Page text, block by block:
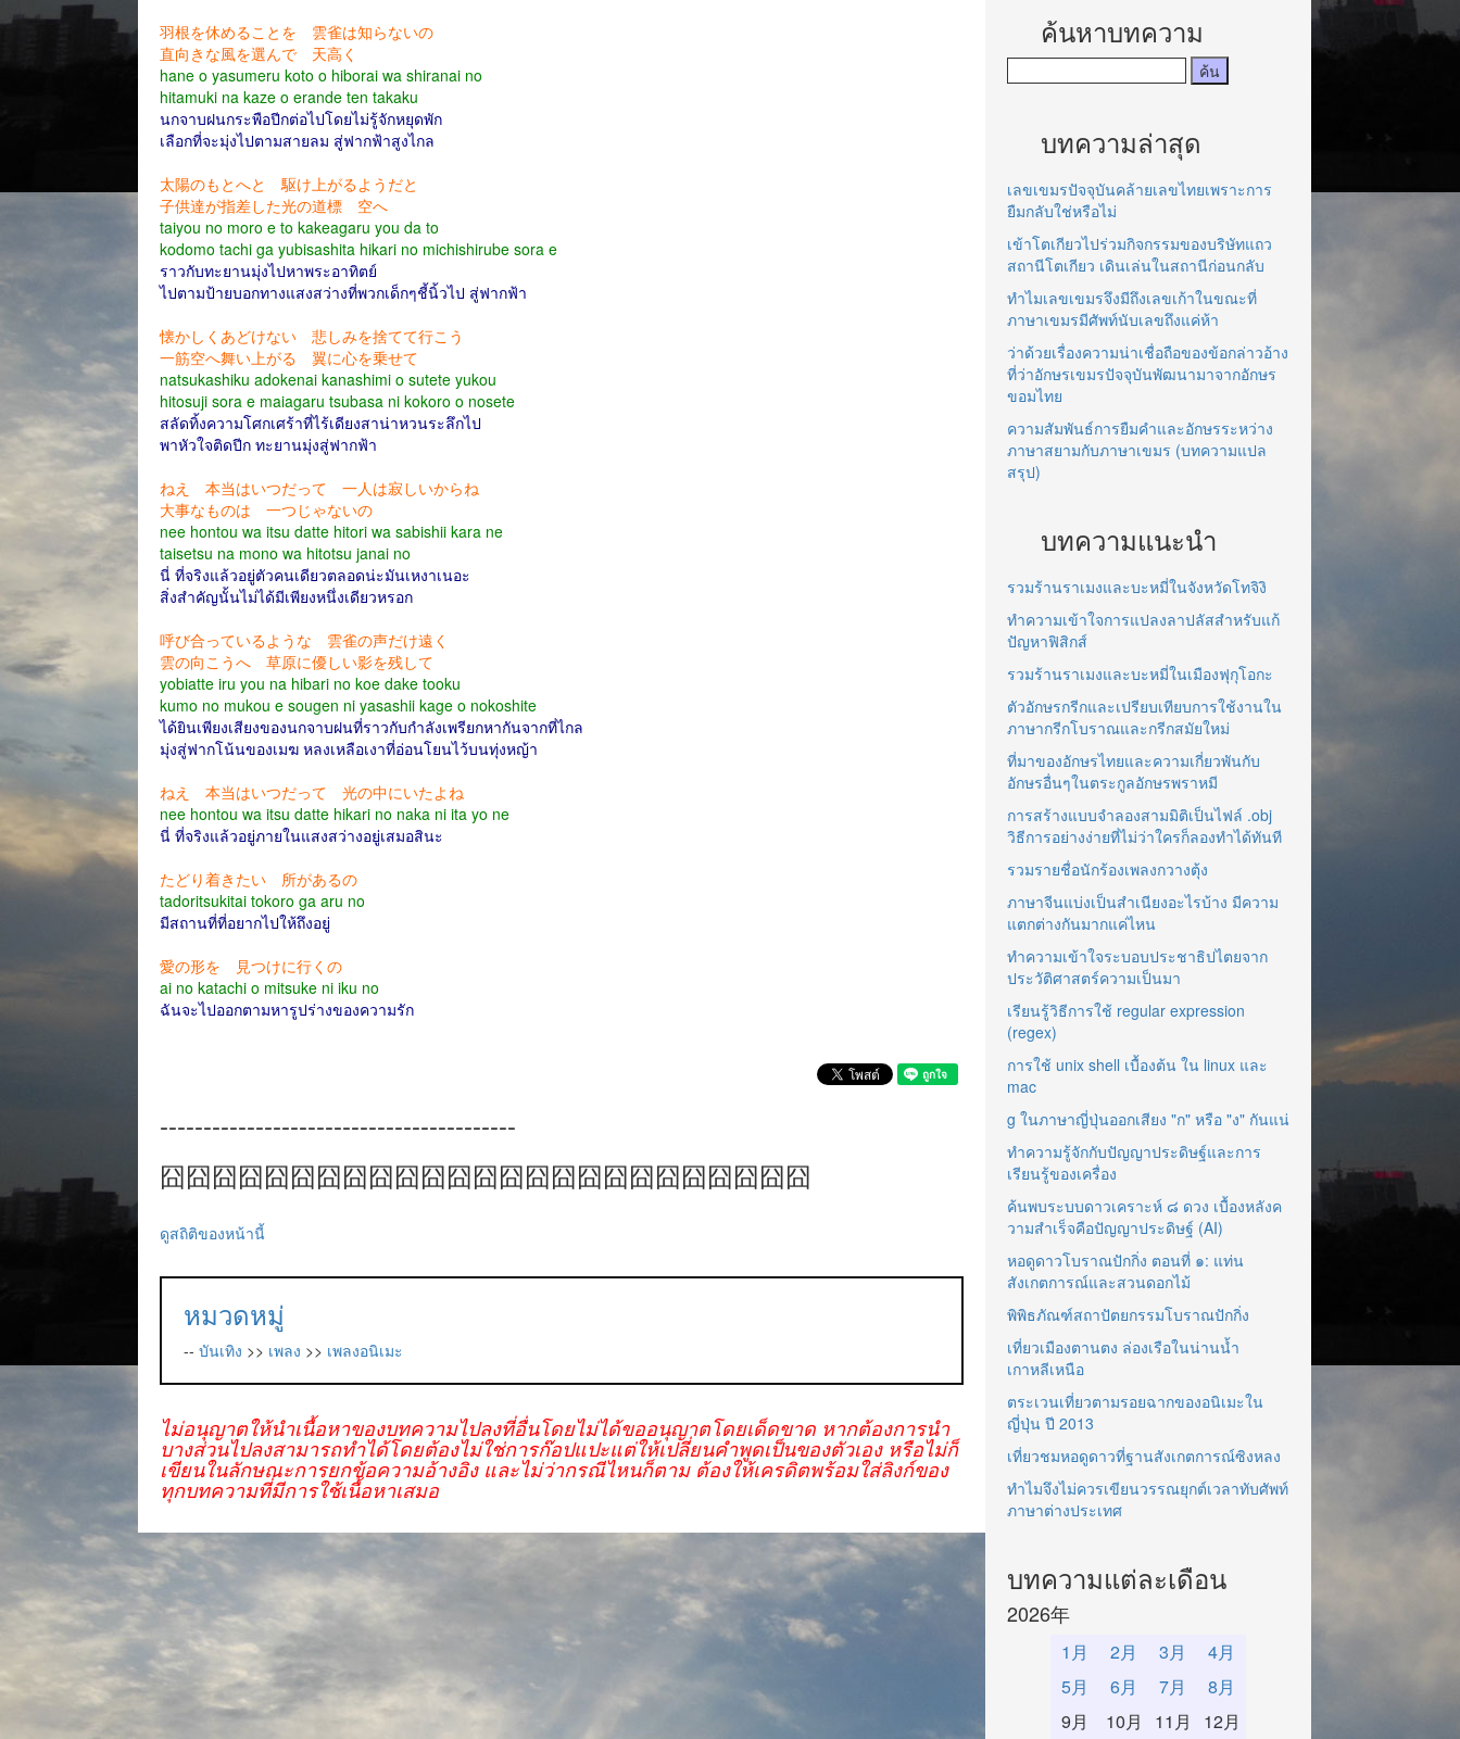
羽根を休めることを 雲雀は知らないの
直向きな風を選んで 天高く
hane o yasumeru koto o hiborai wa shiranai no
hitamuki na kaze o erande ten takaku
นกจาบฝนกระพือปีกต่อไปโดยไม่รู้จักหยุดพัก
เลือกที่จะมุ่งไปตามสายลม สู่ฟากฟ้าสูงไกล
太陽のもとへと 駆け上がるようだと
子供達が指差した光の道標 空へ
taiyou no moro e to kakeagaru you da to
kodomo tachi ga yubisashita hikari no michishirube sora e
ราวกับทะยานมุ่งไปหาพระอาทิตย์
ไปตามป้ายบอกทางแสงสว่างที่พวกเด็กๆชี้นิ้วไป สู่ฟากฟ้า
懐かしくあどけない 悲しみを捨てて行こう
一筋空へ舞い上がる 翼に心を乗せて
natsukashiku adokenai kanashimi o sutete yukou
hitosuji sora e maiagaru tsubasa ni kokoro o nosete
สลัดทิ้งความโศกเศร้าที่ไร้เดียงสาน่าหวนระลึกไป
พาหัวใจติดปีก ทะยานมุ่งสู่ฟากฟ้า
ねえ 本当はいつだって 一人は寂しいからね
大事なものは 一つじゃないの
nee hontou wa itsu datte hitori wa sabishii kara ne
taisetsu na mono wa hitotsu janai no
นี่ ที่จริงแล้วอยู่ตัวคนเดียวตลอดน่ะมันเหงาเนอะ
สิ่งสำคัญนั้นไม่ได้มีเพียงหนึ่งเดียวหรอก
呼び合っているような 雲雀の声だけ遠く
雲の向こうへ 草原に優しい影を残して
yobiatte iru you na hibari no koe dake tooku
kumo no mukou e sougen ni yasashii kage o nokoshite
ได้ยินเพียงเสียงของนกจาบฝนที่ราวกับกำลังเพรียกหากันจากที่ไกล
มุ่งสู่ฟากโน้นของเมฆ หลงเหลือเงาที่อ่อนโยนไว้บนทุ่งหญ้า
ねえ 本当はいつだって 光の中にいたよね
nee hontou wa itsu datte hikari no naka ni ita yo ne
นี่ ที่จริงแล้วอยู่ภายในแสงสว่างอยู่เสมอสินะ
たどり着きたい 所があるの
tadoritsukitai tokoro ga aru no
มีสถานที่ที่อยากไปให้ถึงอยู่
愛の形を 見つけに行くの
ai no katachi o mitsuke ni iku no
ฉันจะไปออกตามหารูปร่างของความรัก
-----------------------------------------
囧囧囧囧囧囧囧囧囧囧囧囧囧囧囧囧囧囧囧囧囧囧囧囧囧
ดูสถิติของหน้านี้
หมวดหมู่
-- บันเทิง >> เพลง >> เพลงอนิเมะ
ไม่อนุญาตให้นำเนื้อหาของบทความไปลงที่อื่นโดยไม่ได้ขออนุญาตโดยเด็ดขาด หากต้องการนำ
บางส่วนไปลงสามารถทำได้โดยต้องไม่ใช่การก๊อปแปะแต่ให้เปลี่ยนคำพูดเป็นของตัวเอง หรือไม่ก็
เขียนในลักษณะการยกข้อความอ้างอิง และไม่ว่ากรณีไหนก็ตาม ต้องให้เครดิตพร้อมใส่ลิงก์ของ
ทุกบทความที่มีการใช้เนื้อหาเสมอ
ค้นหาบทความ
บทความล่าสุด
เลขเขมรปัจจุบันคล้ายเลขไทยเพราะการ
ยืมกลับใช่หรือไม่
เข้าโตเกียวไปร่วมกิจกรรมของบริษัทแถว
สถานีโตเกียว เดินเล่นในสถานีก่อนกลับ
ทำไมเลขเขมรจึงมีถึงเลขเก้าในขณะที่
ภาษาเขมรมีศัพท์นับเลขถึงแค่ห้า
ว่าด้วยเรื่องความน่าเชื่อถือของข้อกล่าวอ้าง
ที่ว่าอักษรเขมรปัจจุบันพัฒนามาจากอักษร
ขอมไทย
ความสัมพันธ์การยืมคำและอักษรระหว่าง
ภาษาสยามกับภาษาเขมร (บทความแปล
สรุป)
บทความแนะนำ
รวมร้านราเมงและบะหมี่ในจังหวัดโทจิงิ
ทำความเข้าใจการแปลงลาปลัสสำหรับแก้
ปัญหาฟิสิกส์
รวมร้านราเมงและบะหมี่ในเมืองฟุกุโอกะ
ตัวอักษรกรีกและเปรียบเทียบการใช้งานใน
ภาษากรีกโบราณและกรีกสมัยใหม่
ที่มาของอักษรไทยและความเกี่ยวพันกับ
อักษรอื่นๆในตระกูลอักษรพราหมี
การสร้างแบบจำลองสามมิติเป็นไฟล์ .obj
วิธีการอย่างง่ายที่ไม่ว่าใครก็ลองทำได้ทันที
รวมรายชื่อนักร้องเพลงกวางตุ้ง
ภาษาจีนแบ่งเป็นสำเนียงอะไรบ้าง มีความ
แตกต่างกันมากแค่ไหน
ทำความเข้าใจระบอบประชาธิปไตยจาก
ประวัติศาสตร์ความเป็นมา
เรียนรู้วิธีการใช้ regular expression
(regex)
การใช้ unix shell เบื้องต้น ใน linux และ
mac
g ในภาษาญี่ปุ่นออกเสียง "ก" หรือ "ง" กันแน่
ทำความรู้จักกับปัญญาประดิษฐ์และการ
เรียนรู้ของเครื่อง
ค้นพบระบบดาวเคราะห์ ๘ ดวง เบื้องหลังค
วามสำเร็จคือปัญญาประดิษฐ์ (AI)
หอดูดาวโบราณปักกิ่ง ตอนที่ ๑: แท่น
สังเกตการณ์และสวนดอกไม้
พิพิธภัณฑ์สถาปัตยกรรมโบราณปักกิ่ง
เที่ยวเมืองตานตง ล่องเรือในน่านน้ำ
เกาหลีเหนือ
ตระเวนเที่ยวตามรอยฉากของอนิเมะใน
ญี่ปุ่น ปี 2013
เที่ยวชมหอดูดาวที่ฐานสังเกตการณ์ซิงหลง
ทำไมจึงไม่ควรเขียนวรรณยุกต์เวลาทับศัพท์
ภาษาต่างประเทศ
บทความแต่ละเดือน
2026年
1月 2月 3月
4月
5月
6月 7月
8月
9月
10月 11月 12月